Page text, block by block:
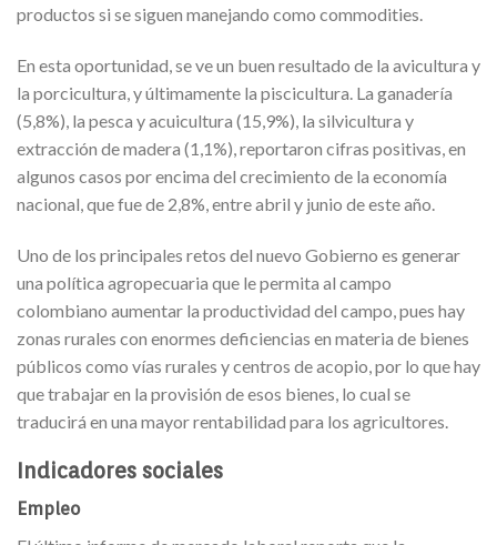
productos si se siguen manejando como commodities.
En esta oportunidad, se ve un buen resultado de la avicultura y
la porcicultura, y últimamente la piscicultura. La ganadería
(5,8%), la pesca y acuicultura (15,9%), la silvicultura y
extracción de madera (1,1%), reportaron cifras positivas, en
algunos casos por encima del crecimiento de la economía
nacional, que fue de 2,8%, entre abril y junio de este año.
Uno de los principales retos del nuevo Gobierno es generar
una política agropecuaria que le permita al campo
colombiano aumentar la productividad del campo, pues hay
zonas rurales con enormes deficiencias en materia de bienes
públicos como vías rurales y centros de acopio, por lo que hay
que trabajar en la provisión de esos bienes, lo cual se
traducirá en una mayor rentabilidad para los agricultores.
Indicadores sociales
Empleo